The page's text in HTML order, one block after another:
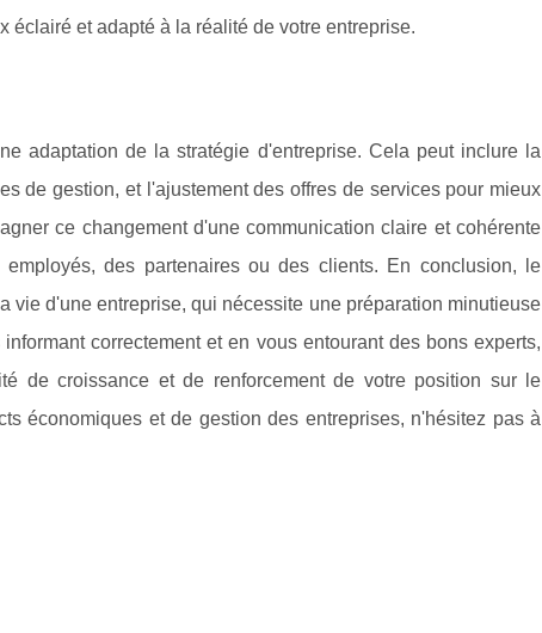
et adapté à la réalité de votre entreprise.
adaptation de la stratégie d'entreprise. Cela peut inclure la
de gestion, et l'ajustement des offres de services pour mieux
ce changement d'une communication claire et cohérente
des partenaires ou des clients. En conclusion, le
d'une entreprise, qui nécessite une préparation minutieuse
correctement et en vous entourant des bons experts,
de croissance et de renforcement de votre position sur le
économiques et de gestion des entreprises, n'hésitez pas à